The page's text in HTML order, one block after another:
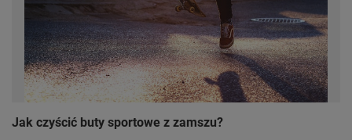
Jak czyścić buty sportowe z zamszu?